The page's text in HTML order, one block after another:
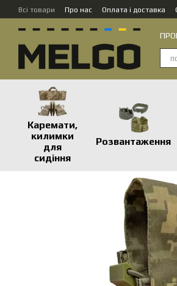
Перейти до основного контенту
Всі товари Про нас Оплата і доставка
Каремати,
килимки
для
сидіння
Розвантаження